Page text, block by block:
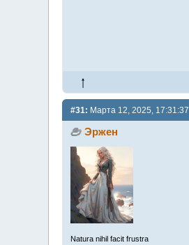
#31: Марта 12, 2025, 17:31:37
Эржен
Natura nihil facit frustra